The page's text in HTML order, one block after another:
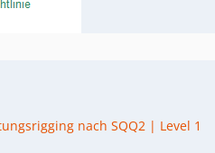
nach SQQ2 | Level 1